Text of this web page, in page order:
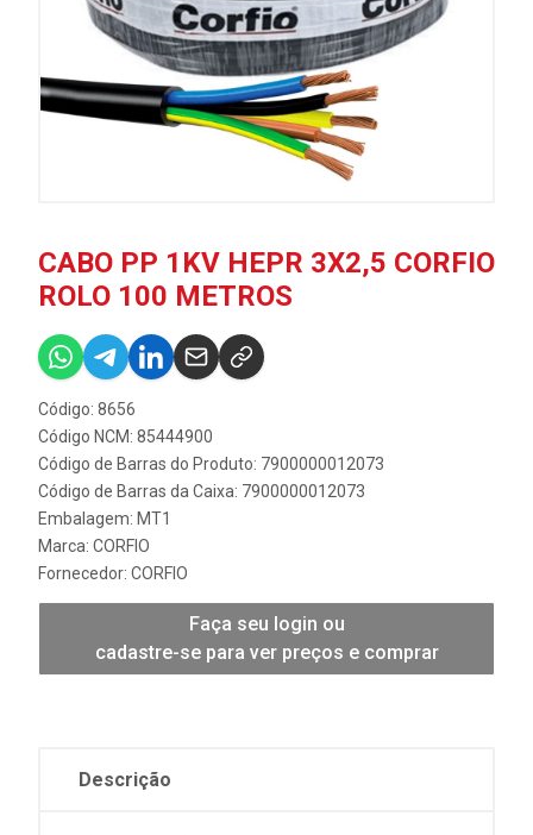
CABO PP 1KV HEPR 3X2,5 CORFIO
ROLO 100 METROS
Código: 8656
Código NCM: 85444900
Código de Barras do Produto: 7900000012073
Código de Barras da Caixa: 7900000012073
Embalagem: MT1
Marca: CORFIO
Fornecedor: CORFIO
Faça seu login ou
cadastre-se para ver preços e comprar
Descrição